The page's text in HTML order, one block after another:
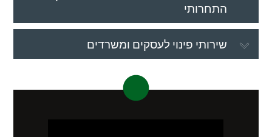
התחרותי
שירותי פינוי לעסקים ומשרדים